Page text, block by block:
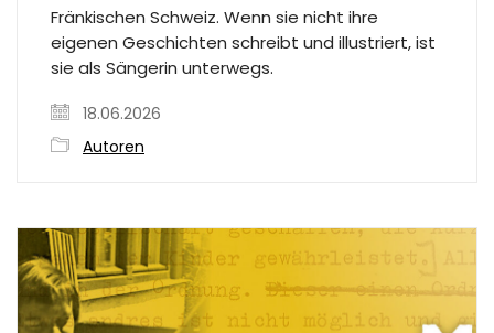
Fränkischen Schweiz. Wenn sie nicht ihre
eigenen Geschichten schreibt und illustriert, ist
sie als Sängerin unterwegs.
18.06.2026
Autoren